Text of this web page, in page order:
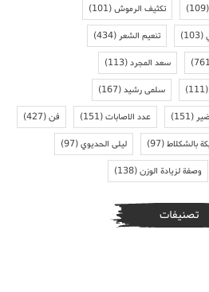
(109) تكثيف الرموش(101)
(103) تنعيم الشعر(434)
سعد المجرد(113)
(111) سلمى رشيد(167)
(151) عدد الاصابات(151) فن(427)
بالشكلاط(97) ليلى الحديوي(97)
وصفة لزيادة الوزن(138)
تصنيفات